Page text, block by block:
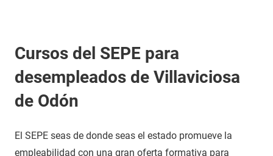
Cursos del SEPE para
desempleados de Villaviciosa
de Odón
El SEPE seas de donde seas el estado promueve la
empleabilidad con una gran oferta formativa para